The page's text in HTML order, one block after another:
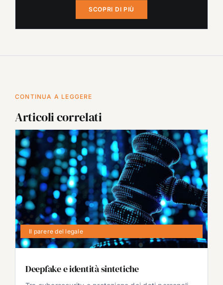
SCOPRI DI PIÙ
CONTINUA A LEGGERE
Articoli correlati
Il parere del legale
Deepfake e identità sintetiche